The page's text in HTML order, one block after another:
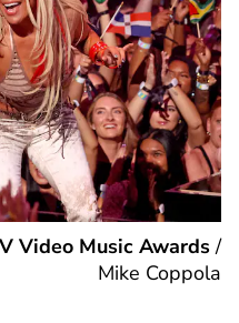
Video Music Awards/
Mike Coppola